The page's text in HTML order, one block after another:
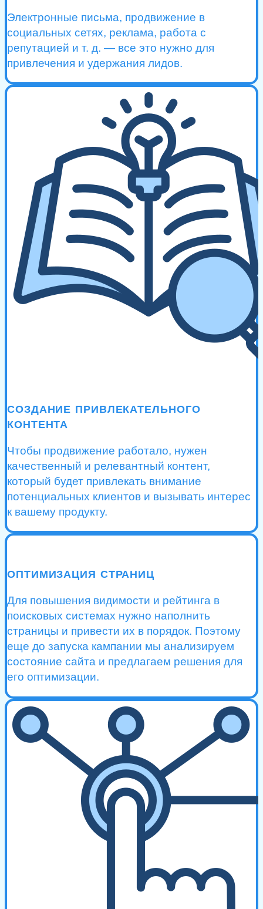
Электронные письма, продвижение в
социальных сетях, реклама, работа с
репутацией и т. д. — все это нужно для
привлечения и удержания лидов.
СОЗДАНИЕ ПРИВЛЕКАТЕЛЬНОГО
КОНТЕНТА
Чтобы продвижение работало, нужен
качественный и релевантный контент,
который будет привлекать внимание
потенциальных клиентов и вызывать интерес
к вашему продукту.
ОПТИМИЗАЦИЯ СТРАНИЦ
Для повышения видимости и рейтинга в
поисковых системах нужно наполнить
страницы и привести их в порядок. Поэтому
еще до запуска кампании мы анализируем
состояние сайта и предлагаем решения для
его оптимизации.